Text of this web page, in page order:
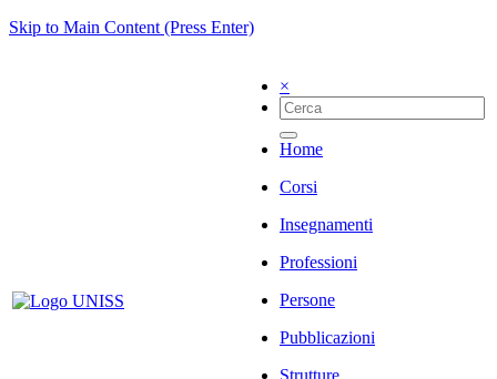
Skip to Main Content (Press Enter)
×
Home
Corsi
Insegnamenti
Professioni
Persone
Pubblicazioni
Strutture